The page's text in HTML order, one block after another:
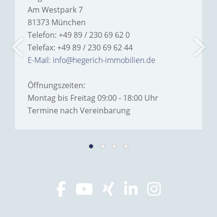
Am Westpark 7
81373 München
Telefon: +49 89 / 230 69 62 0
Telefax: +49 89 / 230 69 62 44
E-Mail: info@hegerich-immobilien.de
Öffnungszeiten:
Montag bis Freitag 09:00 - 18:00 Uhr
Termine nach Vereinbarung